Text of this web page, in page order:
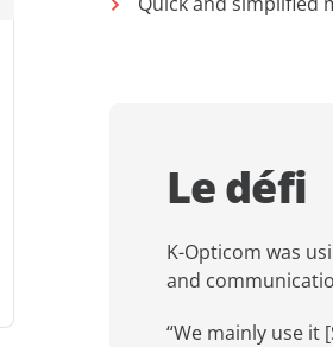
Le défi
K-Opticom was
and
“We mainly use